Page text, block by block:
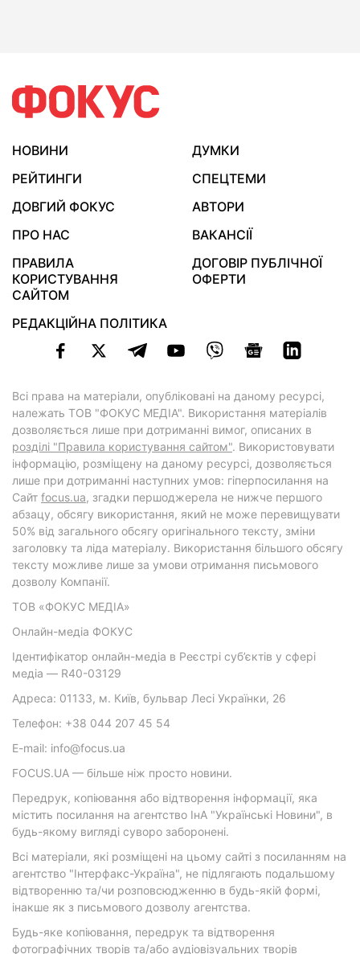
НОВИНИ
ДУМКИ
РЕЙТИНГИ
СПЕЦТЕМИ
ДОВГИЙ ФОКУС
АВТОРИ
ПРО НАС
ВАКАНСІЇ
ПРАВИЛА
КОРИСТУВАННЯ
САЙТОМ
ДОГОВІР ПУБЛІЧНОЇ
ОФЕРТИ
РЕДАКЦІЙНА ПОЛІТИКА
Всі права на матеріали, опубліковані на даному ресурсі,
належать ТОВ "ФОКУС МЕДІА". Використання матеріалів
дозволяється лише при дотриманні вимог, описаних в
розділі "Правила користування сайтом". Використовувати
інформацію, розміщену на даному ресурсі, дозволяється
лише при дотриманні наступних умов: гіперпосилання на
Cайт focus.ua, згадки першоджерела не нижче першого
абзацу, обсягу використання, який не може перевищувати
50% від загального обсягу оригінального тексту, зміни
заголовку та ліда матеріалу. Використання більшого обсягу
тексту можливе лише за умови отримання письмового
дозволу Компанії.
ТОВ «ФОКУС МЕДІА»
Онлайн-медіа ФОКУС
Ідентифікатор онлайн-медіа в Реєстрі суб’єктів у сфері
медіа — R40-03129
Адреса: 01133, м. Київ, бульвар Лесі Українки, 26
Телефон: +38 044 207 45 54
E-mail: info@focus.ua
FOCUS.UA — більше ніж просто новини.
Передрук, копіювання або відтворення інформації, яка
містить посилання на агентство ІнА "Українські Новини", в
будь-якому вигляді суворо заборонені.
Всі матеріали, які розміщені на цьому сайті з посиланням на
агентство "Інтерфакс-Україна", не підлягають подальшому
відтворенню та/чи розповсюдженню в будь-якій формі,
інакше як з письмового дозволу агентства.
Будь-яке копіювання, передрук та відтворення
фотографічних творів та/або аудіовізуальних творів